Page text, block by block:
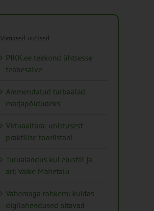
Viimased uudised
PIKK.ee teekond ühtsesse
teabesalve
Ammendatud turbaalad
marjapõldudeks
Virtuaaltara: unistusest
praktilise tööriistani
Turuaiandus kui elustiil ja
äri: Väike Mahetalu
Vähemaga rohkem: kuidas
digilahendused aitavad